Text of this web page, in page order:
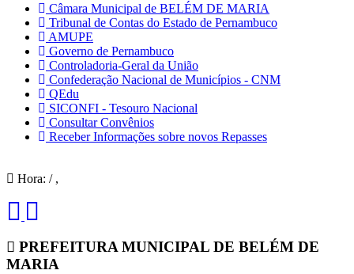
Câmara Municipal de BELÉM DE MARIA
Tribunal de Contas do Estado de Pernambuco
AMUPE
Governo de Pernambuco
Controladoria-Geral da União
Confederação Nacional de Municípios - CNM
QEdu
SICONFI - Tesouro Nacional
Consultar Convênios
Receber Informações sobre novos Repasses
Hora: / ,
PREFEITURA MUNICIPAL DE BELÉM DE
MARIA